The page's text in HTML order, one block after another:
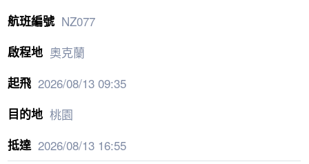
NZ077
奧克蘭
2026/08/13 09:35
桃園
2026/08/13 16:55